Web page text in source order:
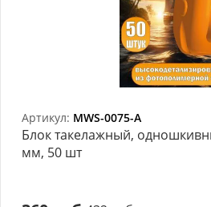
Артикул: MWS-0075-A
Блок такелажный,
мм, 50 шт